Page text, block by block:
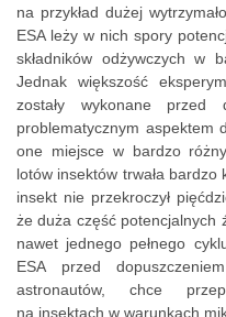
na przykład dużej
ESA leży w nich spory
składników odżywczych w
Jednak większość
zostały wykonane przed
problematycznym aspektem
one miejsce w bardzo
lotów insektów trwała
insekt nie przekroczył
że duża część potencjalnych
nawet jednego pełnego
ESA przed
astronautów, chce
na insektach w warunkach